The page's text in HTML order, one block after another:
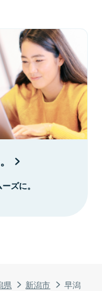
県 新潟市 早潟
ズに。